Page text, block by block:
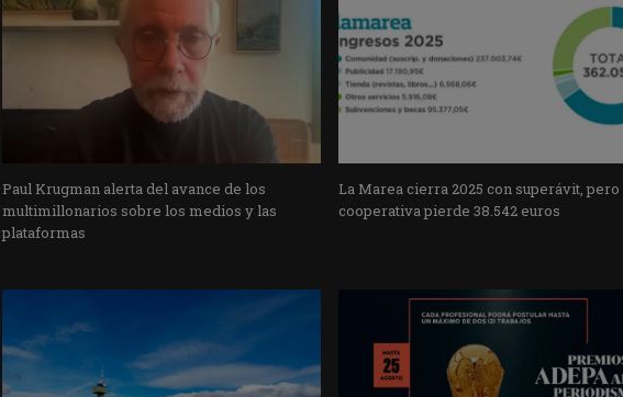
Paul Krugman alerta del avance de los
multimillonarios sobre los medios y las
plataformas
La Marea cierra 2025 con superávit, pero
cooperativa pierde 38.542 euros